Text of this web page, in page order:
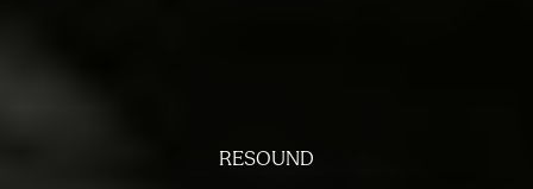
RESOUND